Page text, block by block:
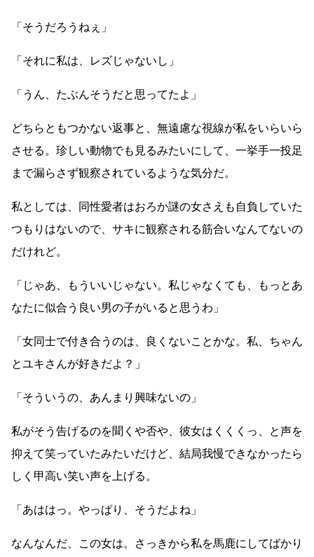
「そうだろうねぇ」
「それに私は、レズじゃないし」
「うん、たぶんそうだと思ってたよ」
どちらともつかない返事と、無遠慮な視線が私をいらいら
させる。珍しい動物でも見るみたいにして、一挙手一投足
まで漏らさず観察されているような気分だ。
私としては、同性愛者はおろか謎の女さえも自負していた
つもりはないので、サキに観察される筋合いなんてないの
だけれど。
「じゃあ、もういいじゃない。私じゃなくても、もっとあ
なたに似合う良い男の子がいると思うわ」
「女同士で付き合うのは、良くないことかな。私、ちゃん
とユキさんが好きだよ？」
「そういうの、あんまり興味ないの」
私がそう告げるのを聞くや否や、彼女はくくくっ、と声を
抑えて笑っていたみたいだけど、結局我慢できなかったら
しく甲高い笑い声を上げる。
「あははっ。やっぱり、そうだよね」
なんなんだ、この女は。さっきから私を馬鹿にしてばかり